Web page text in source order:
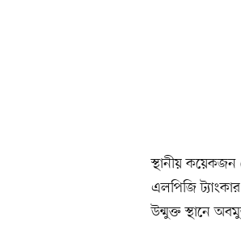
স্থানীয়
এলপিজি
উন্মুক্ত স্থানে